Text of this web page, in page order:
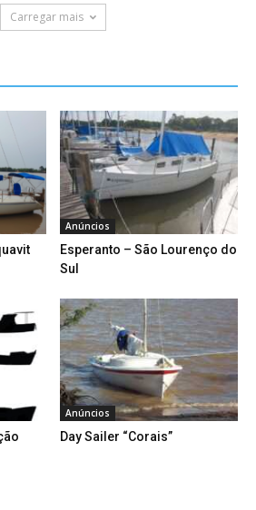
Carregar mais
Anúncios
Esperanto – São Lourenço do
Sul
Anúncios
Day Sailer “Corais”